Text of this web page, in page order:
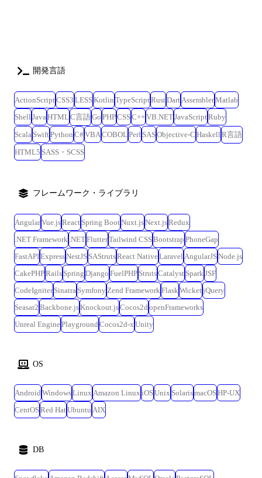
開発言語
ActionScriptCSS3 LESSKotlin TypeScriptRustDartAssemblerMatlab
Shell JavaHTML C言語Go PHPCSSC++VB.NETJavaScriptRuby
Scala SwiftPython C#VBACOBOL Perl SASObjective-C Haskell R言語
HTML5 SASS・SCSS
フレームワーク・ライブラリ
AngularVue.jsReact Spring BootNuxt.jsNext.jsRedux
.NET Framework .NETFlutterTailwind CSSBootstrap PhoneGap
FastAPIExpressNestJS SAStrutsReact NativeLaravel AngularJSNode.js
CakePHPRails Spring Django FuelPHP StrutsCatalyst SparkJSF
CodeIgniter Sinatra SymfonyZend FrameworkFlaskWicketjQuery
Seasar2 Backbone.jsKnockout.jsCocos2d openFrameworks
Unreal EnginePlayground Cocos2d-x Unity
OS
Android WindowsLinux Amazon Linux iOSUnix SolarismacOSHP-UX
CentOSRed HatUbuntu AIX
DB